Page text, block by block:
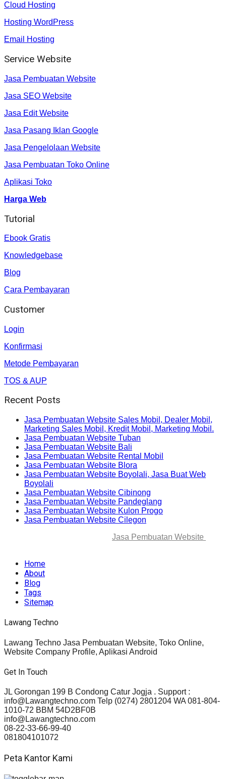
Cloud Hosting
Hosting WordPress
Email Hosting
Service Website
Jasa Pembuatan Website
Jasa SEO Website
Jasa Edit Website
Jasa Pasang Iklan Google
Jasa Pengelolaan Website
Jasa Pembuatan Toko Online
Aplikasi Toko
Harga Web
Tutorial
Ebook Gratis
Knowledgebase
Blog
Cara Pembayaran
Customer
Login
Konfirmasi
Metode Pembayaran
TOS & AUP
Recent Posts
Jasa Pembuatan Website Sales Mobil, Dealer Mobil,
Marketing Sales Mobil, Kredit Mobil, Marketing Mobil.
Jasa Pembuatan Website Tuban
Jasa Pembuatan Website Bali
Jasa Pembuatan Website Rental Mobil
Jasa Pembuatan Website Blora
Jasa Pembuatan Website Boyolali, Jasa Buat Web
Boyolali
Jasa Pembuatan Website Cibinong
Jasa Pembuatan Website Pandeglang
Jasa Pembuatan Website Kulon Progo
Jasa Pembuatan Website Cilegon
Jasa Pembuatan Website
Home
About
Blog
Tags
Sitemap
Lawang Techno
Lawang Techno Jasa Pembuatan Website, Toko Online,
Website Company Profile, Aplikasi Android
Get In Touch
JL Gorongan 199 B Condong Catur Jogja . Support :
info@Lawangtechno.com Telp (0274) 2801204 WA 081-804-
1010-72 BBM 54D2BF0B
info@Lawangtechno.com
08-22-33-66-99-40
081804101072
Peta Kantor Kami